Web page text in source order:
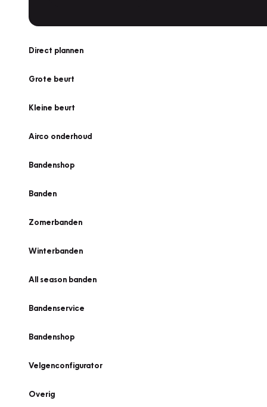
Direct plannen
Grote beurt
Kleine beurt
Airco onderhoud
Bandenshop
Banden
Zomerbanden
Winterbanden
All season banden
Bandenservice
Bandenshop
Velgenconfigurator
Overig